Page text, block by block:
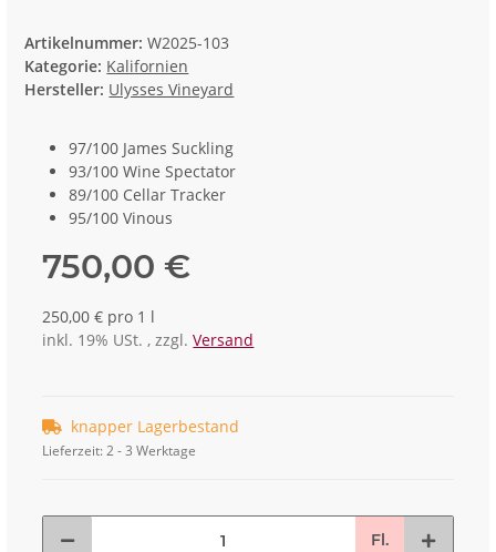
Artikelnummer:W2025-103
Kategorie: Kalifornien
Hersteller: Ulysses Vineyard
97/100 James Suckling
93/100 Wine Spectator
89/100 Cellar Tracker
95/100 Vinous
750,00 €
250,00 € pro 1 l
inkl. 19% USt. , zzgl.Versand
knapper Lagerbestand
Lieferzeit:2 - 3 Werktage
Fl.